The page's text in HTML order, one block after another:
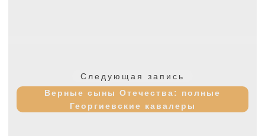
Следующая запись
запись:
Верные сыны Отечества: полные
Георгиевские кавалеры